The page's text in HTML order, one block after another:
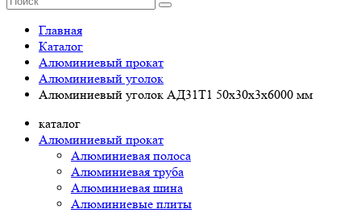
Главная
Каталог
Алюминиевый прокат
Алюминиевый уголок
Алюминиевый уголок АД31Т1 50х30х3х6000 мм
каталог
Алюминиевый прокат
Алюминиевая полоса
Алюминиевая труба
Алюминиевая шина
Алюминиевые плиты